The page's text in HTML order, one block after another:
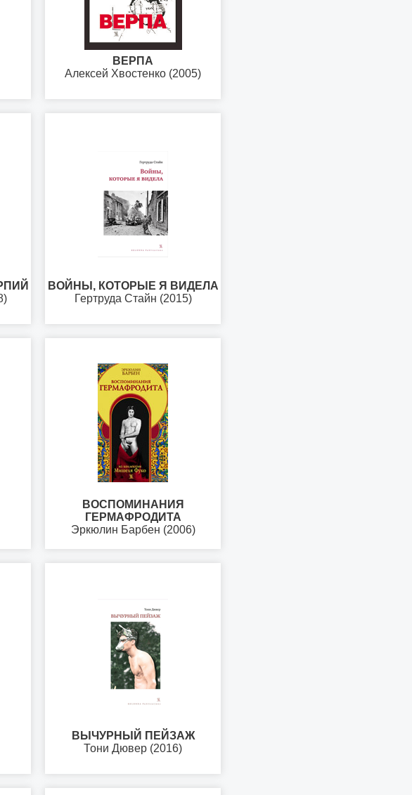
ВЕРПА
Алексей Хвостенко (2005)
ВОЙНЫ, КОТОРЫЕ Я ВИДЕЛА
Гертруда Стайн (2015)
ВОСПОМИНАНИЯ
ГЕРМАФРОДИТА
Эркюлин Барбен (2006)
ВЫЧУРНЫЙ ПЕЙЗАЖ
Тони Дювер (2016)